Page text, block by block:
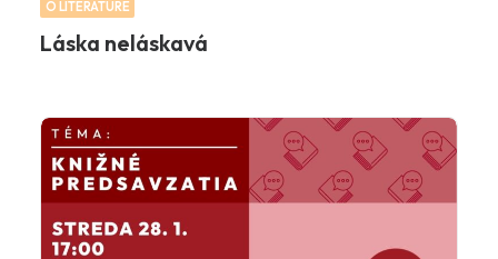
O LITERATÚRE
Láska neláskavá